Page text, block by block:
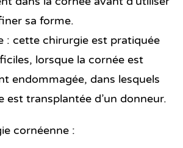
sa forme.
: cette chirurgie est pratiquée
lorsque la cornée est
endommagée, dans lesquels
est transplantée d’un donneur.
cornéenne :